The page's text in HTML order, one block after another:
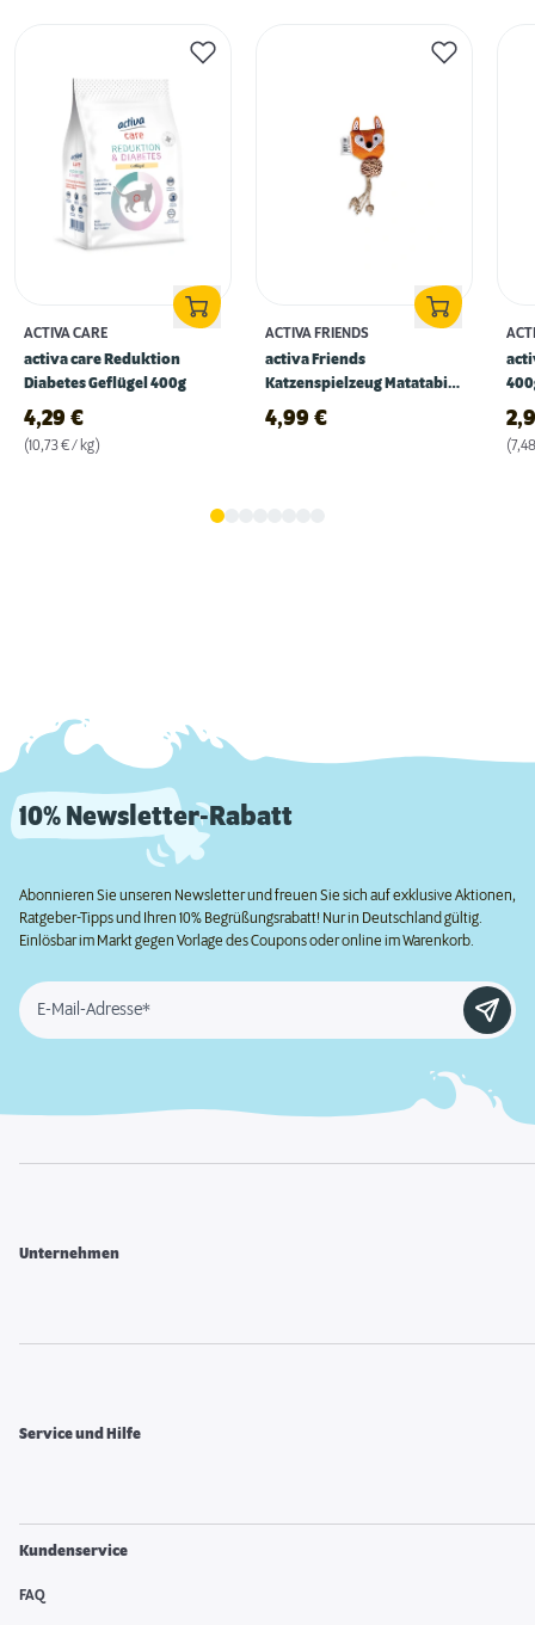
ACTIVA CARE
activa care Reduktion
Diabetes Geflügel 400g
4,29 €
(10,73 € / kg)
ACTIVA FRIENDS
activa Friends
Katzenspielzeug Matatabi
Fuchs 18 cm
4,99 €
10% Newsletter-Rabatt
Abonnieren Sie unseren Newsletter und freuen Sie sich auf exklusive Aktionen,
Ratgeber-Tipps und Ihren 10% Begrüßungsrabatt! Nur in Deutschland gültig.
Einlösbar im Markt gegen Vorlage des Coupons oder online im Warenkorb.
E-Mail-Adresse*
Unternehmen
Service und Hilfe
Kundenservice
FAQ